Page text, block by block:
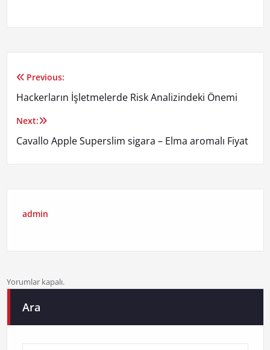
Yazı
gezinmesi
Previous:
Hackerların İşletmelerde Risk Analizindeki Önemi
Next:
Cavallo Apple Superslim sigara – Elma aromalı Fiyat
admin
Yorumlar kapalı.
Ara